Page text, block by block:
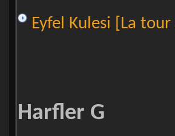
Eyfel Kulesi [La
Harfler G